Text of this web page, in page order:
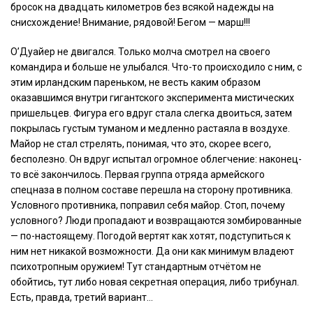
бросок на двадцать километров без всякой надежды на
снисхождение! Внимание, рядовой! Бегом — марш!!!
О’Дуайер не двигался. Только молча смотрел на своего
командира и больше не улыбался. Что-то происходило с ним, с
этим ирландским пареньком, не весть каким образом
оказавшимся внутри гигантского эксперимента мистических
пришельцев. Фигура его вдруг стала слегка двоиться, затем
покрылась густым туманом и медленно растаяла в воздухе.
Майор не стал стрелять, понимая, что это, скорее всего,
бесполезно. Он вдруг испытал огромное облегчение: наконец-
то всё закончилось. Первая группа отряда армейского
спецназа в полном составе перешла на сторону противника.
Условного противника, поправил себя майор. Стоп, почему
условного? Люди пропадают и возвращаются зомбированные
— по-настоящему. Погодой вертят как хотят, подступиться к
ним нет никакой возможности. Да они как минимум владеют
психотропным оружием! Тут стандартным отчётом не
обойтись, тут либо новая секретная операция, либо трибунал.
Есть, правда, третий вариант…